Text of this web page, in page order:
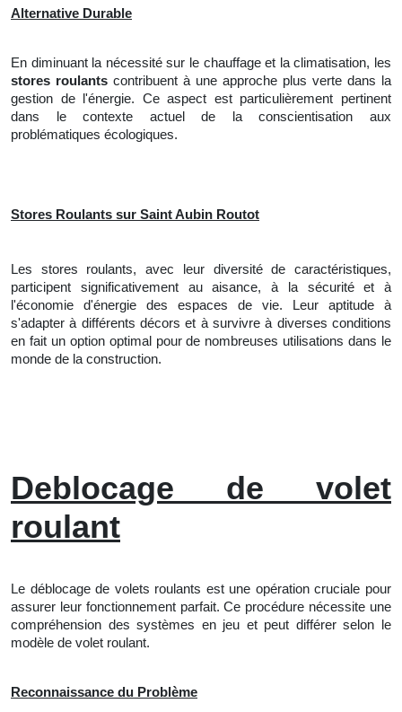
Alternative Durable
En diminuant la nécessité sur le chauffage et la climatisation, les
stores roulants contribuent à une approche plus verte dans la
gestion de l'énergie. Ce aspect est particulièrement pertinent
dans le contexte actuel de la conscientisation aux
problématiques écologiques.
Stores Roulants sur Saint Aubin Routot
Les stores roulants, avec leur diversité de caractéristiques,
participent significativement au aisance, à la sécurité et à
l'économie d'énergie des espaces de vie. Leur aptitude à
s'adapter à différents décors et à survivre à diverses conditions
en fait un option optimal pour de nombreuses utilisations dans le
monde de la construction.
Deblocage de volet
roulant
Le déblocage de volets roulants est une opération cruciale pour
assurer leur fonctionnement parfait. Ce procédure nécessite une
compréhension des systèmes en jeu et peut différer selon le
modèle de volet roulant.
Reconnaissance du Problème